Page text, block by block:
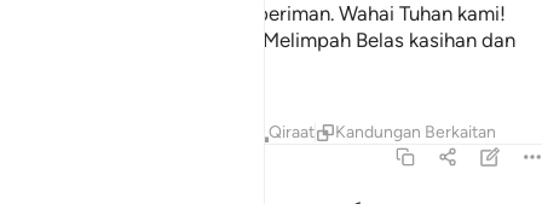
terhadap orang-orang yang beriman. Wahai Tuhan kami!
Sesungguhnya Engkau Amat Melimpah Belas kasihan dan
Qiraat Kandungan Berkaitan